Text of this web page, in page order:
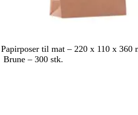
B
Papirposer til mat – 220 x 110 x 360
Brune – 300 stk.